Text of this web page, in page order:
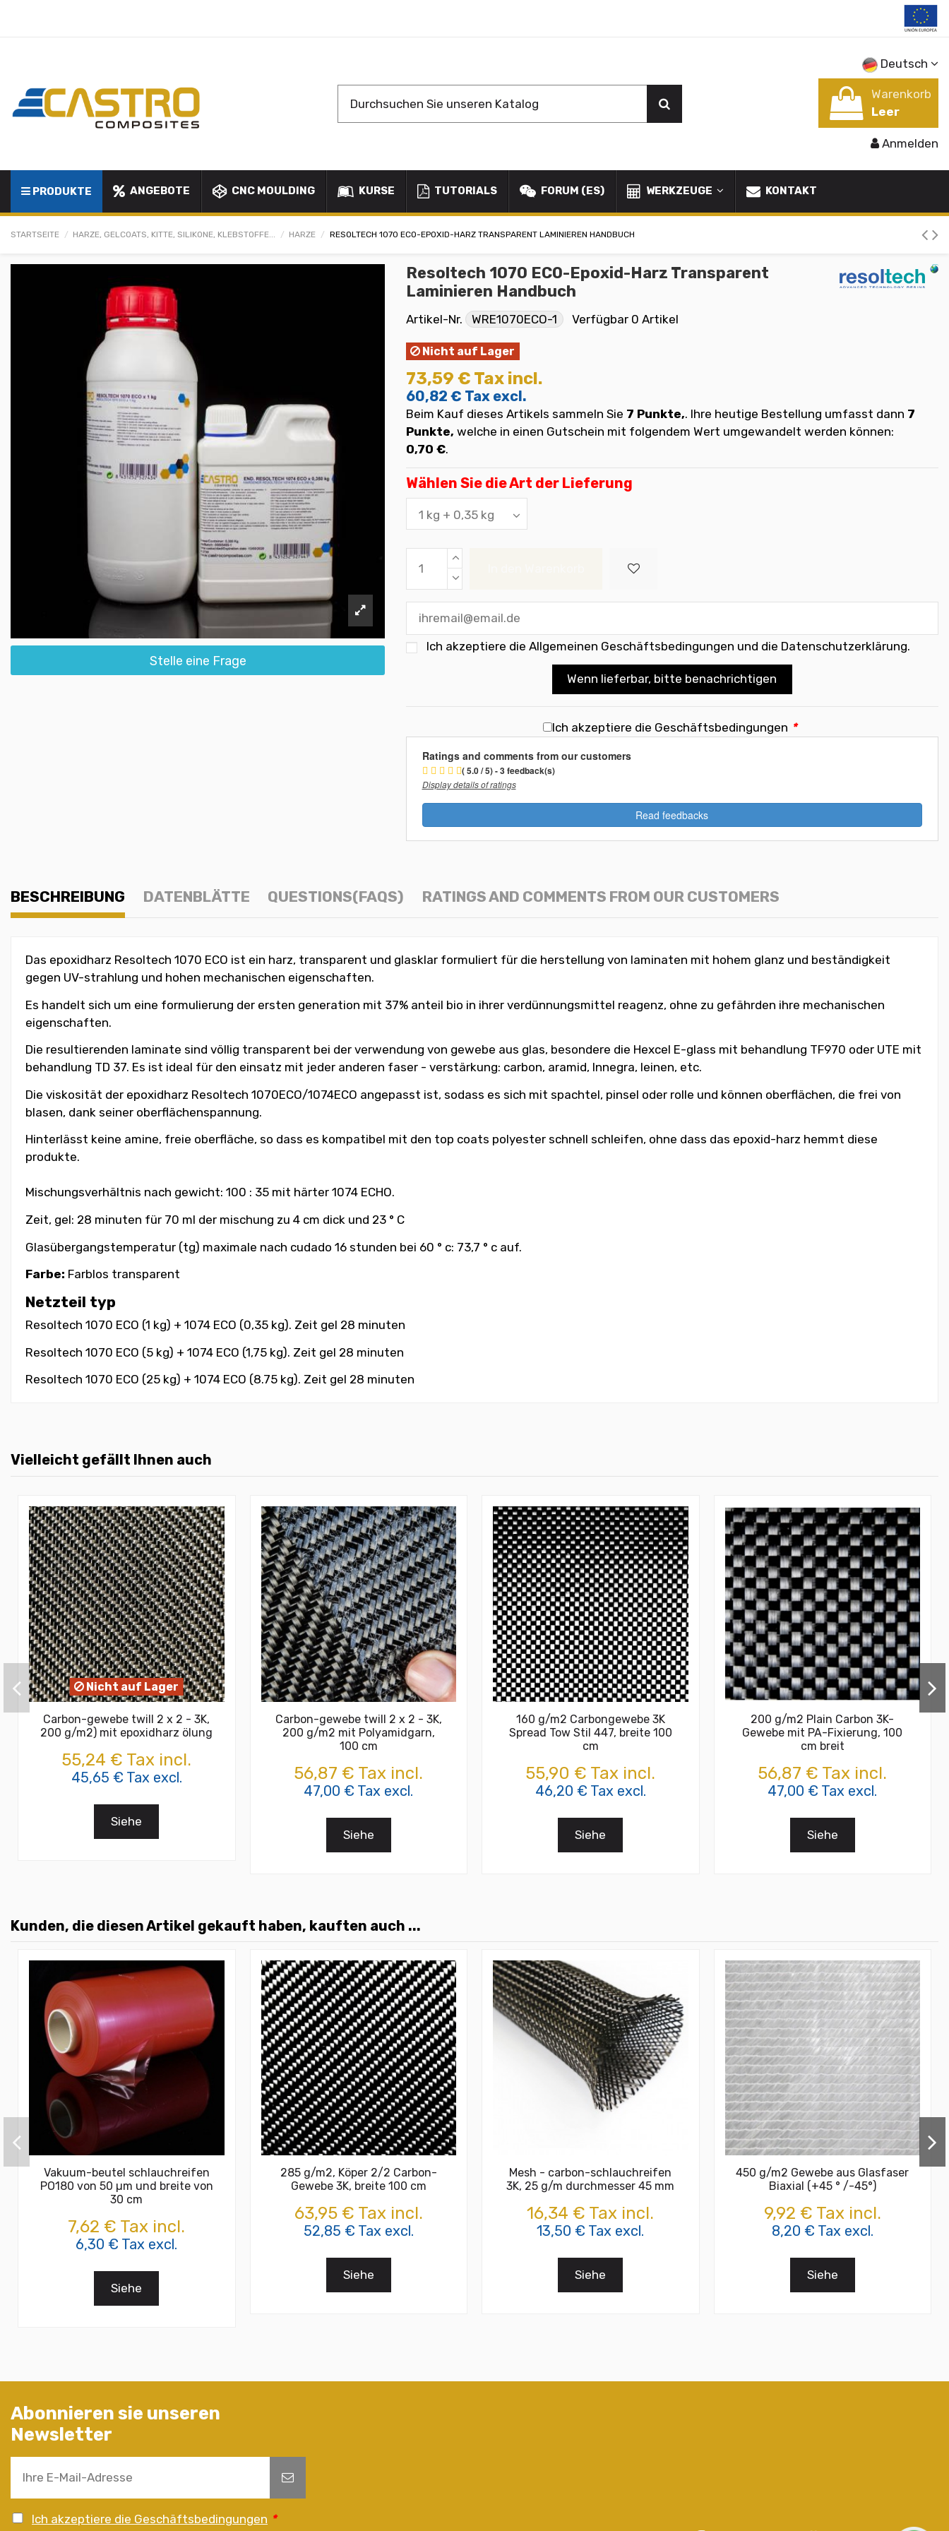
Deutsch
Warenkorb
Leer
Anmelden
PRODUKTE ANGEBOTE CNC MOULDING KURSE TUTORIALS FORUM (ES) WERKZEUGE KONTAKT
STARTSEITE HARZE, GELCOATS, KITTE, SILIKONE, KLEBSTOFFE... HARZE RESOLTECH 1070 ECO-EPOXID-HARZ TRANSPARENT LAMINIEREN HANDBUCH
Stelle eine Frage
Resoltech 1070 ECO-Epoxid-Harz Transparent
Laminieren Handbuch
Artikel-Nr. WRE1070ECO-1 Verfügbar 0 Artikel
Nicht auf Lager
73,59 € Tax incl.
60,82 € Tax excl.
Beim Kauf dieses Artikels sammeln Sie 7 Punkte,. Ihre heutige Bestellung umfasst dann 7
Punkte, welche in einen Gutschein mit folgendem Wert umgewandelt werden können:
0,70 €.
Wählen Sie die Art der Lieferung
Ich akzeptiere die Allgemeinen Geschäftsbedingungen und die Datenschutzerklärung.
Wenn lieferbar, bitte benachrichtigen
Ich akzeptiere die Geschäftsbedingungen *
Ratings and comments from our customers
( 5.0 / 5) - 3 feedback(s)
Display details of ratings
Read feedbacks
BESCHREIBUNG DATENBLÄTTE QUESTIONS(FAQS) RATINGS AND COMMENTS FROM OUR CUSTOMERS
Das epoxidharz Resoltech 1070 ECO ist ein harz, transparent und glasklar formuliert für die herstellung von laminaten mit hohem glanz und beständigkeit
gegen UV-strahlung und hohen mechanischen eigenschaften.
Es handelt sich um eine formulierung der ersten generation mit 37% anteil bio in ihrer verdünnungsmittel reagenz, ohne zu gefährden ihre mechanischen
eigenschaften.
Die resultierenden laminate sind völlig transparent bei der verwendung von gewebe aus glas, besondere die Hexcel E-glass mit behandlung TF970 oder UTE mit
behandlung TD 37. Es ist ideal für den einsatz mit jeder anderen faser - verstärkung: carbon, aramid, Innegra, leinen, etc.
Die viskosität der epoxidharz Resoltech 1070ECO/1074ECO angepasst ist, sodass es sich mit spachtel, pinsel oder rolle und können oberflächen, die frei von
blasen, dank seiner oberflächenspannung.
Hinterlässt keine amine, freie oberfläche, so dass es kompatibel mit den top coats polyester schnell schleifen, ohne dass das epoxid-harz hemmt diese
produkte.
Mischungsverhältnis nach gewicht: 100 : 35 mit härter 1074 ECHO.
Zeit, gel: 28 minuten für 70 ml der mischung zu 4 cm dick und 23 ° C
Glasübergangstemperatur (tg) maximale nach cudado 16 stunden bei 60 ° c: 73,7 ° c auf.
Farbe: Farblos transparent
Netzteil typ
Resoltech 1070 ECO (1 kg) + 1074 ECO (0,35 kg). Zeit gel 28 minuten
Resoltech 1070 ECO (5 kg) + 1074 ECO (1,75 kg). Zeit gel 28 minuten
Resoltech 1070 ECO (25 kg) + 1074 ECO (8.75 kg). Zeit gel 28 minuten
Vielleicht gefällt Ihnen auch
Nicht auf Lager
Carbon-gewebe twill 2 x 2 - 3K,
200 g/m2) mit epoxidharz ölung
55,24 € Tax incl.
45,65 € Tax excl.
Siehe
Carbon-gewebe twill 2 x 2 - 3K,
200 g/m2 mit Polyamidgarn,
100 cm
56,87 € Tax incl.
47,00 € Tax excl.
Siehe
160 g/m2 Carbongewebe 3K
Spread Tow Stil 447, breite 100
cm
55,90 € Tax incl.
46,20 € Tax excl.
Siehe
200 g/m2 Plain Carbon 3K-
Gewebe mit PA-Fixierung, 100
cm breit
56,87 € Tax incl.
47,00 € Tax excl.
Siehe
Kunden, die diesen Artikel gekauft haben, kauften auch ...
Vakuum-beutel schlauchreifen
PO180 von 50 µm und breite von
30 cm
7,62 € Tax incl.
6,30 € Tax excl.
Siehe
285 g/m2, Köper 2/2 Carbon-
Gewebe 3K, breite 100 cm
63,95 € Tax incl.
52,85 € Tax excl.
Siehe
Mesh - carbon-schlauchreifen
3K, 25 g/m durchmesser 45 mm
16,34 € Tax incl.
13,50 € Tax excl.
Siehe
450 g/m2 Gewebe aus Glasfaser
Biaxial (+45 ° /-45°)
9,92 € Tax incl.
8,20 € Tax excl.
Siehe
Abonnieren sie unseren
Newsletter
Ich akzeptiere die Geschäftsbedingungen *